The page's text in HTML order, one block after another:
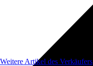
Weitere Artikel des Verkäufers